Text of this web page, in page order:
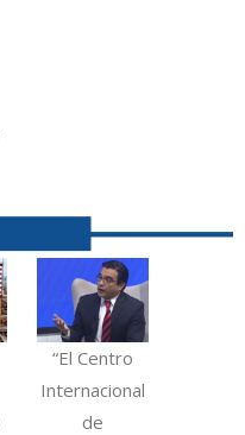
“El Centro
Internacional
de